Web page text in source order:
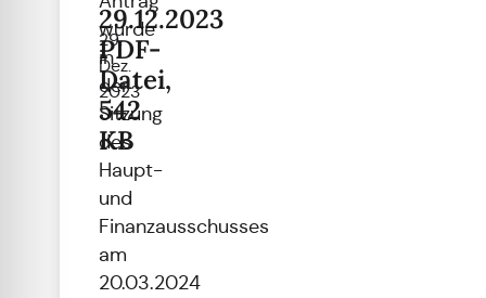
29.
Dez.
2023
29.12.2023
PDF-
Datei,
542
KB
wurde
in
der
Sitzung
des
Haupt-
und
Finanzausschusses
am
20.03.2024